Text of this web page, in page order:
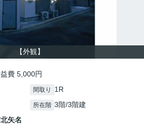
【外観】
費 5,000円
間取り 1R
所在階 3階/3階建
北矢名